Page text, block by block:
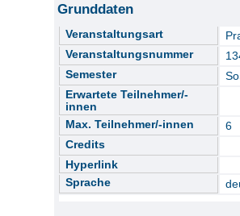
Grunddaten
Veranstaltungsart
Veranstaltungsnummer
Semester
Erwartete Teilnehmer/-
innen
Max. Teilnehmer/-innen
6
Credits
Hyperlink
Sprache